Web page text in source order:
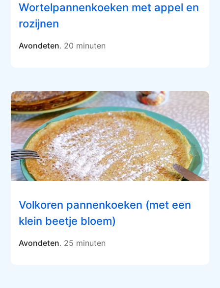
Wortelpannenkoeken met appel en
rozijnen
Avondeten. 20 minuten
Volkoren pannenkoeken (met een
klein beetje bloem)
Avondeten. 25 minuten